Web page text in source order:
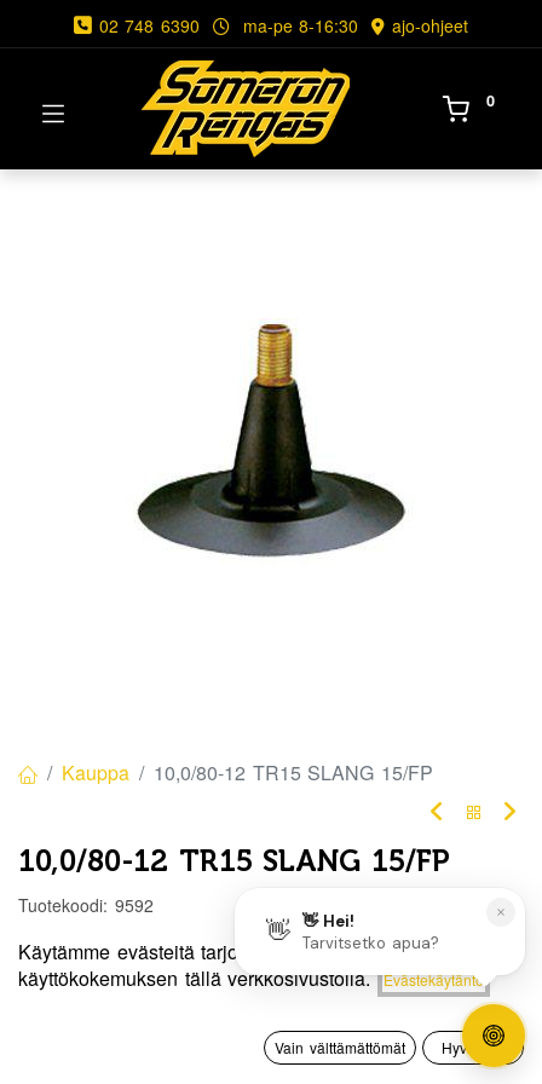
Hinta:
Lisää ostoskoriin
0
Toivelista Tili
02 748 6390 ma-pe 8-16:30 ajo-ohjeet
0
Kauppa 10,0/80-12 TR15 SLANG 15/FP
10,0/80-12 TR15 SLANG 15/FP
Tuotekoodi: 9592
21,00€ / kpl
Käytämme evästeitä tarjotaksemme sinulle paremman
käyttökokemuksen tällä verkkosivustolla.
Evästekäytäntö
Vain välttämättömät Hyväksyn